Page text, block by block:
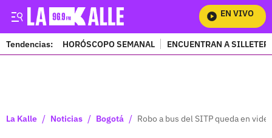
EN VIVO
Tendencias: HORÓSCOPO SEMANAL ENCUENTRAN A
La Kalle / Noticias / Bogotá / Robo a bus del SITP queda en